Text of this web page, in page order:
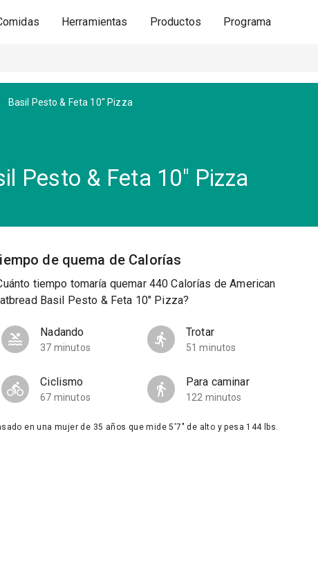
Herramientas Productos Programa
Basil Pesto & Feta 10" Pizza
Pesto & Feta 10" Pizza
de quema de Calorías
tiempo tomaría quemar 440 Calorías de American
Basil Pesto & Feta 10" Pizza?
Nadando
37 minutos
Trotar
51 minutos
Ciclismo
67 minutos
Para caminar
122 minutos
en una mujer de 35 años que mide 5'7" de alto y pesa 144 lbs.